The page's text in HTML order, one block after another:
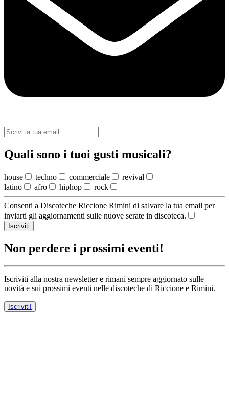
Quali sono i tuoi gusti musicali?
house techno commerciale
revival
latino
afro hiphop rock
Consenti a Discoteche Riccione Rimini di salvare la tua email per
inviarti gli aggiornamenti sulle nuove serate in discoteca.
Iscriviti
Non perdere i prossimi eventi!
Iscriviti alla nostra newsletter e rimani sempre aggiornato sulle
novità e sui prossimi eventi nelle discoteche di Riccione e Rimini.
Iscriviti!